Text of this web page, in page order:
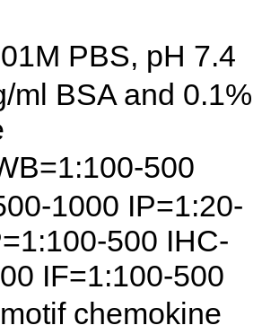
PBS, pH 7.4
ml BSA and 0.1%
500
1000 IP=1:20-
500 IHC-
IF=1:100-500
chemokine